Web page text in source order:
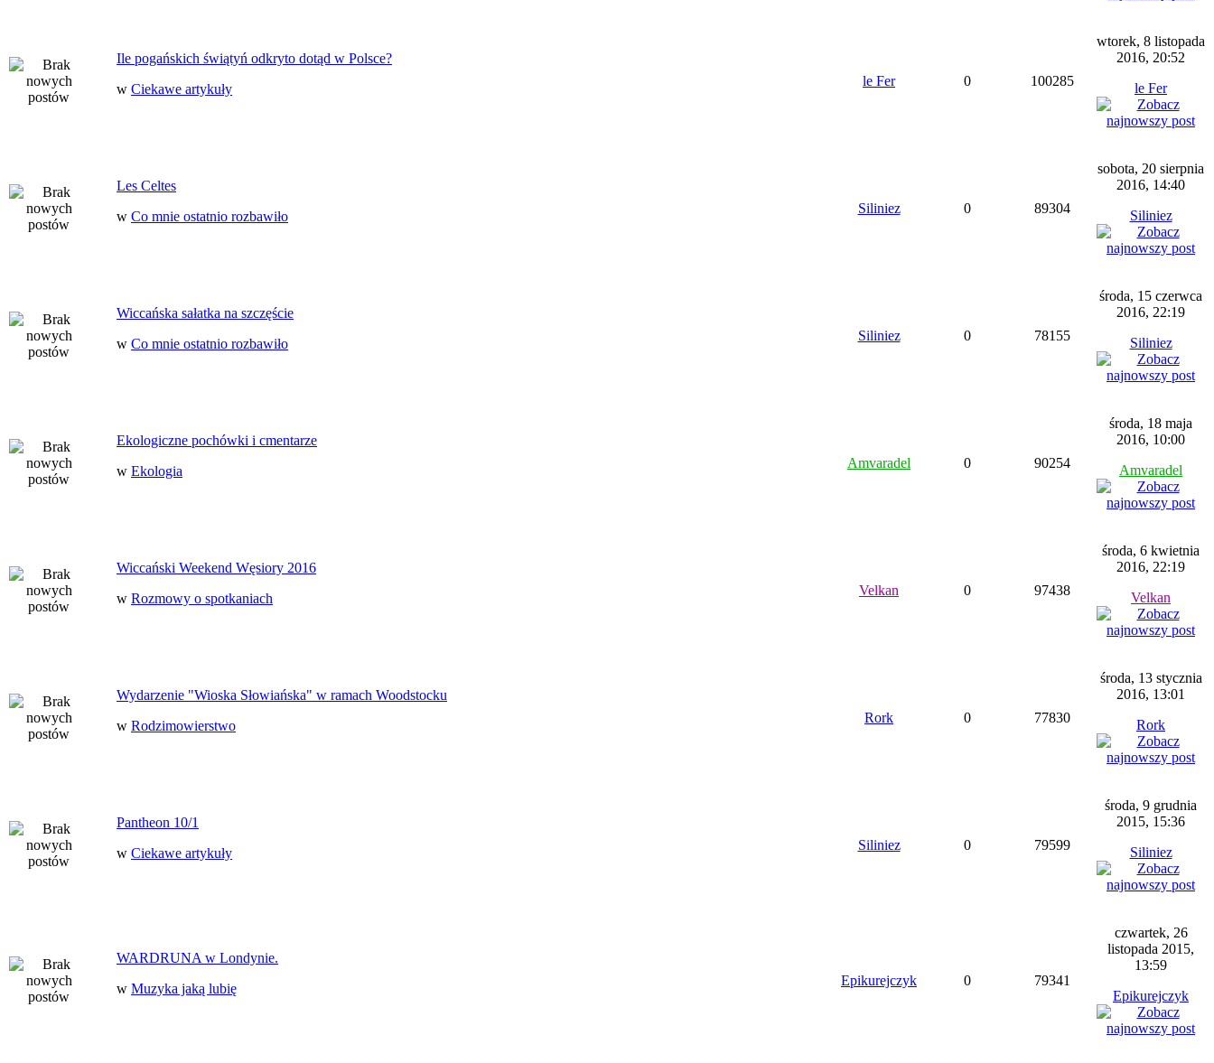
Ile pogańskich świątyń odkryto dotąd w Polsce?
w Ciekawe artykuły
le Fer 0 100285
wtorek, 8 listopada
2016, 20:52
le Fer
Les Celtes
w Co mnie ostatnio rozbawiło
Siliniez 0 89304
sobota, 20 sierpnia
2016, 14:40
Siliniez
Wiccańska sałatka na szczęście
w Co mnie ostatnio rozbawiło
Siliniez 0 78155
środa, 15 czerwca
2016, 22:19
Siliniez
Ekologiczne pochówki i cmentarze
w Ekologia
Amvaradel 0 90254
środa, 18 maja
2016, 10:00
Amvaradel
Wiccański Weekend Węsiory 2016
w Rozmowy o spotkaniach
Velkan 0 97438
środa, 6 kwietnia
2016, 22:19
Velkan
Wydarzenie "Wioska Słowiańska" w ramach Woodstocku
w Rodzimowierstwo
Rork 0 77830
środa, 13 stycznia
2016, 13:01
Rork
Pantheon 10/1
w Ciekawe artykuły
Siliniez 0 79599
środa, 9 grudnia
2015, 15:36
Siliniez
WARDRUNA w Londynie.
w Muzyka jaką lubię
Epikurejczyk 0 79341
czwartek, 26
listopada 2015,
13:59
Epikurejczyk